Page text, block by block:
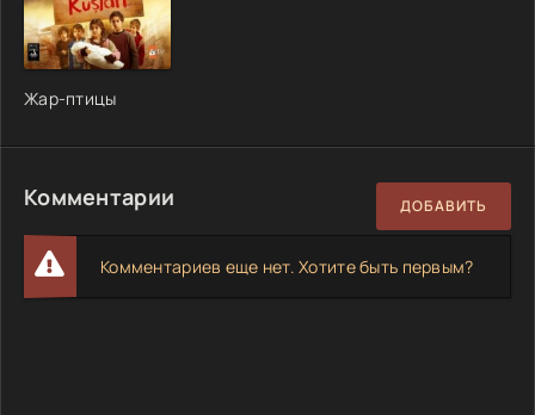
Жар-птицы
Комментарии ДОБАВИТЬ
Комментариев еще нет. Хотите быть первым?